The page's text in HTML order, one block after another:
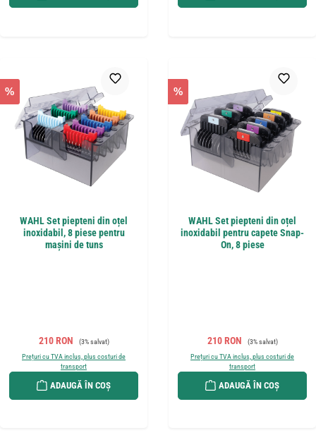
%
WAHL Set piepteni din oțel
inoxidabil, 8 piese pentru
mașini de tuns
Preț de vânzare:
210 RON Preț obișnuit:
(3% salvat)
Prețuri cu TVA inclus, plus costuri de
transport
ADAUGĂ ÎN COȘ
%
WAHL Set piepteni din oțel
inoxidabil pentru capete Snap-
On, 8 piese
Preț de vânzare:
210 RON Preț obișnuit:
(3% salvat)
Prețuri cu TVA inclus, plus costuri de
transport
ADAUGĂ ÎN COȘ